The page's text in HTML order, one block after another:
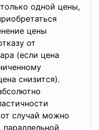
одной цены,
цены
от
(если цена
снизится).
случай можно